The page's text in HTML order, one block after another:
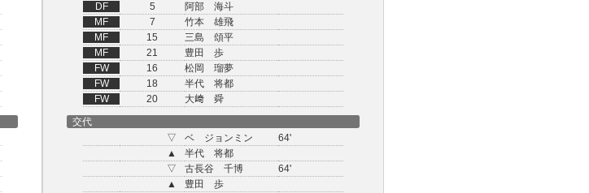
DF
5
阿部 海斗
MF
7
竹本 雄飛
MF
15
三島 頌平
MF
21
豊田 歩
FW
16
松岡 瑠夢
FW
18
半代 将都
FW
20
大﨑 舜
交代
▽
ベ ジョンミン
64'
▲
半代 将都
▽
古長谷 千博
64'
▲
豊田 歩